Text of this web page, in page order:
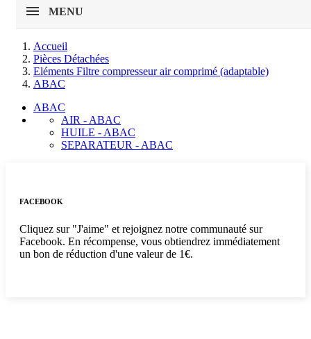
MENU
Accueil
Pièces Détachées
Eléments Filtre compresseur air comprimé (adaptable)
ABAC
ABAC
AIR - ABAC
HUILE - ABAC
SEPARATEUR - ABAC
FACEBOOK
Cliquez sur "J'aime" et rejoignez notre communauté sur
Facebook. En récompense, vous obtiendrez immédiatement
un bon de réduction d'une valeur de 1€.